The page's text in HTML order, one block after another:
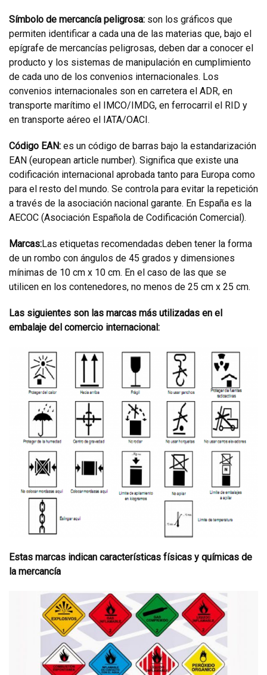
Símbolo de mercancía peligrosa: son los gráficos que
permiten identificar a cada una de las materias que, bajo el
epígrafe de mercancías peligrosas, deben dar a conocer el
producto y los sistemas de manipulación en cumplimiento
de cada uno de los convenios internacionales. Los
convenios internacionales son en carretera el ADR, en
transporte marítimo el IMCO/IMDG, en ferrocarril el RID y
en transporte aéreo el IATA/OACI.
Código EAN: es un código de barras bajo la estandarización
EAN (european article number). Significa que existe una
codificación internacional aprobada tanto para Europa como
para el resto del mundo. Se controla para evitar la repetición
a través de la asociación nacional garante. En España es la
AECOC (Asociación Española de Codificación Comercial).
Marcas:Las etiquetas recomendadas deben tener la forma
de un rombo con ángulos de 45 grados y dimensiones
mínimas de 10 cm x 10 cm. En el caso de las que se
utilicen en los contenedores, no menos de 25 cm x 25 cm.
Las siguientes son las marcas más utilizadas en el
embalaje del comercio internacional:
Estas marcas indican características físicas y químicas de
la mercancía